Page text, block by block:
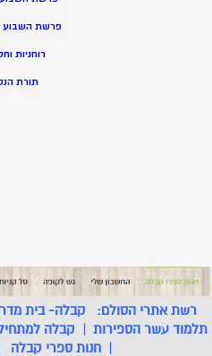
פרשת השבוע
רוחניות
תורת
רשת אתרי הסולם: קבלה- בית
תלמוד עשר הספירות | קבלה
| חנות ספרי קבלה